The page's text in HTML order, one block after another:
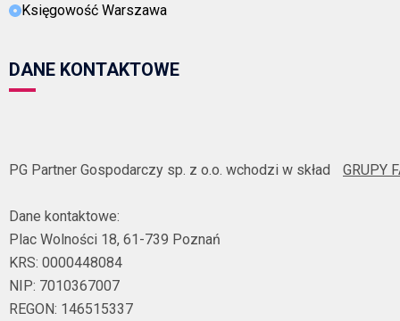
Księgowość Warszawa
DANE KONTAKTOWE
PG Partner Gospodarczy sp. z o.o. wchodzi w skład GRUPY
Dane kontaktowe:
Plac Wolności 18, 61-739 Poznań
KRS: 0000448084
NIP: 7010367007
REGON: 146515337